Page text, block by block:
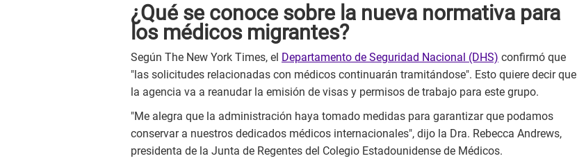
¿Qué se conoce sobre la nueva normativa para
los médicos migrantes?
Según The New York Times, el Departamento de Seguridad Nacional (DHS) confirmó que
"las solicitudes relacionadas con médicos continuarán tramitándose". Esto quiere decir que
la agencia va a reanudar la emisión de visas y permisos de trabajo para este grupo.
"Me alegra que la administración haya tomado medidas para garantizar que podamos
conservar a nuestros dedicados médicos internacionales", dijo la Dra. Rebecca Andrews,
presidenta de la Junta de Regentes del Colegio Estadounidense de Médicos.